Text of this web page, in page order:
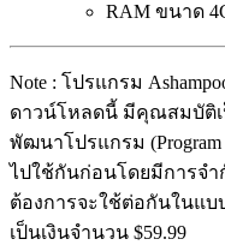
RAM ขนาด
Note : โปรแกรม
ดาวน์โหลดนี้ มีคุณสมบัติเ
พัฒนาโปรแกรม
ไปใช้กันก่อนโดยมีการจำ
ต้องการจะใช้ต่อกันในแบ
เป็นเงินจำนวน $59.99